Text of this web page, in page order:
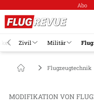
Abo
Zivil Militär
Flugzeugtechnik
MODIFIKATION VON